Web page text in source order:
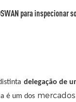
para inspecionar
delegação de
é um dosmercados